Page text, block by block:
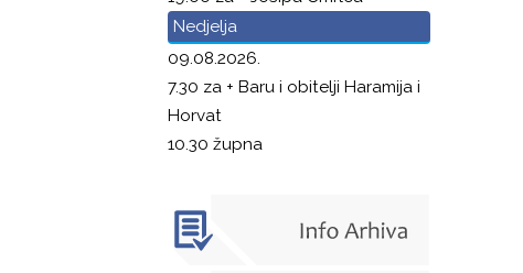
Nedjelja
09.08.2026.
7.30 za + Baru i obitelji Haramija i
Horvat
10.30 župna